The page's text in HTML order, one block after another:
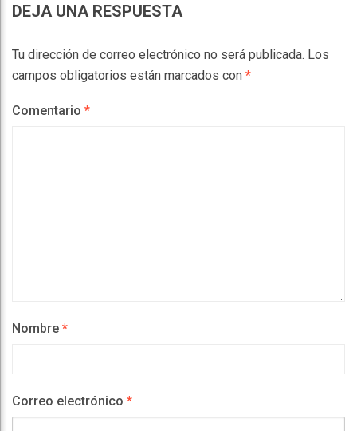
DEJA UNA RESPUESTA
Tu dirección de correo electrónico no será publicada. Los
campos obligatorios están marcados con *
Comentario *
Nombre *
Correo electrónico *